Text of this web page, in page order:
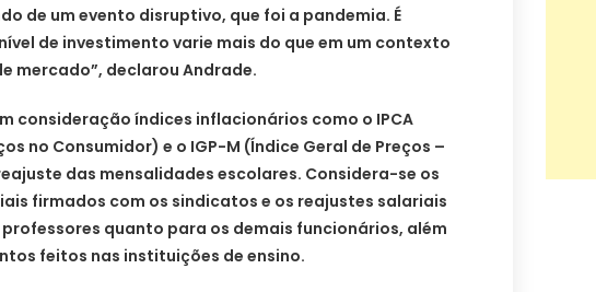
de um evento disruptivo, que foi a pandemia. É
de investimento varie mais do que em um contexto
mercado”, declarou Andrade.
consideração índices inflacionários como o IPCA
no Consumidor) e o IGP-M (Índice Geral de Preços –
das mensalidades escolares. Considera-se os
firmados com os sindicatos e os reajustes salariais
quanto para os demais funcionários, além
feitos nas instituições de ensino.